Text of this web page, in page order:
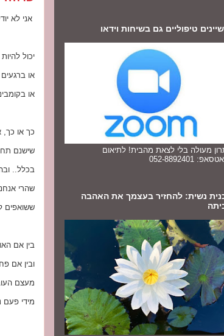
אני לא
יכול
או
או
כך או כך,
שישנם
בכלל..
שהרי
ששואפים
בין אם
ובין אם
מעצם
מידי פעם
טיפוליים גם בשיחות וידאו
מעולה בלי לצאת מהבית! לתיאום
052-8892401
נשית: להחזיר בעצמך את האהבה